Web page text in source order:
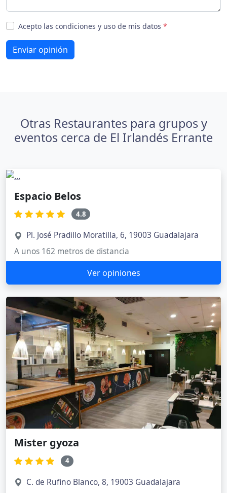
Acepto las condiciones y uso de mis datos *
Enviar opinión
Otras Restaurantes para grupos y
eventos cerca de El Irlandés Errante
Espacio Belos
4.8
Pl. José Pradillo Moratilla, 6, 19003 Guadalajara
A unos 162 metros de distancia
Ver opiniones
Mister gyoza
4
C. de Rufino Blanco, 8, 19003 Guadalajara